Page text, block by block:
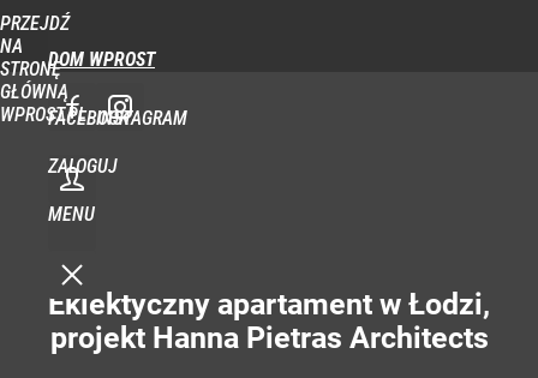
PRZEJDŹ
NA
STRONĘ
GŁÓWNĄ
WPROST.PL
DOM WPROST
FACEBOOKINSTAGRAM
ZALOGUJ
MENU
Eklektyczny apartament w Łodzi,
projekt Hanna Pietras Architects